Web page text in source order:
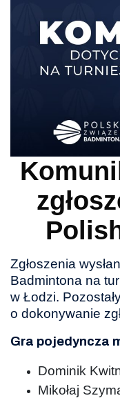
Zgłoszenia
Badmintona na
w Łodzi.
o dokonywanie
Gra pojedyncza
Dominik
Mikołaj